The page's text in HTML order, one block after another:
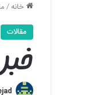
خانه/
مقالات